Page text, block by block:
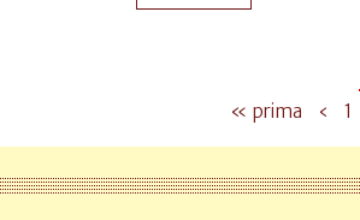
« prima ‹ 1